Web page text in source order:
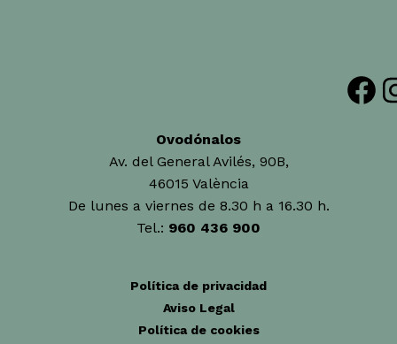
Facebook
Ovodónalos
Av. del General Avilés, 90B,
46015 València
De lunes a viernes de 8.30 h a 16.30 h.
Tel.: 960 436 900
Política de privacidad
Aviso Legal
Política de cookies